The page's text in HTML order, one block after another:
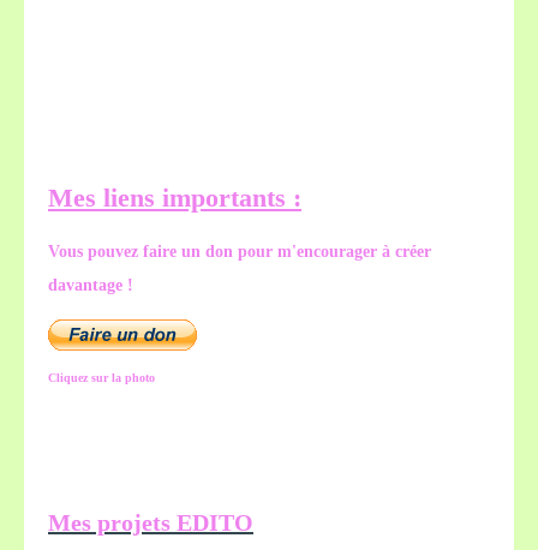
Mes liens importants :
Vous pouvez faire un don pour m'encourager à créer
davantage !
Cliquez sur la photo
Mes projets EDITO